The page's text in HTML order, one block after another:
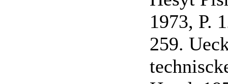
1973, P.
259.